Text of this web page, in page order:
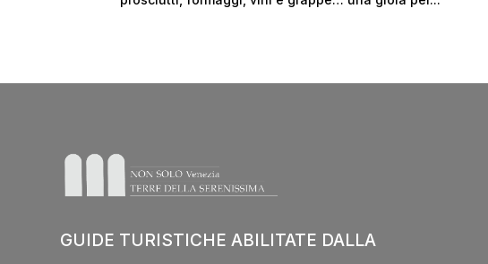
GUIDE TURISTICHE ABILITATE DALLA